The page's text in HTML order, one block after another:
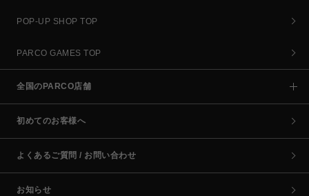
POP-UP SHOP TOP
PARCO GAMES TOP
全国のPARCO店舗
初めてのお客様へ
よくあるご質問 / お問い合わせ
お知らせ